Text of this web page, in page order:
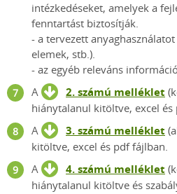
intézkedéseket, amelyek a
fenntartást biztosítják.
- a tervezett
elemek, stb.).
- az egyéb releváns
A
2. számú melléklet
hiánytalanul kitöltve, excel és
A
3. számú melléklet
kitöltve, excel és pdf fájlban.
A
4. számú melléklet
hiánytalanul kitöltve és